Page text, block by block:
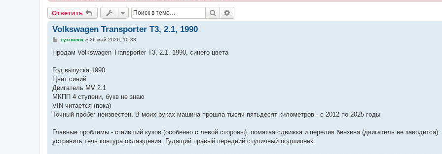
Ответить Поиск
Volkswagen Transporter T3, 2.1, 1990
С
о
е
н
и
е
хухнилох » 26 май 2026, 10:33
Продам Volkswagen Transporter T3, 2.1, 1990, синего цвета
Год выпуска 1990
Цвет синий
Двигатель MV 2.1
МКПП 4 ступени, букв не знаю
VIN читается (пока)
Точный пробег неизвестен. В моих руках машина прошла тысяч пятьдесят километров - с 2012 по 2025 годы
Главные проблемы - сгнивший кузов (особенно с левой стороны), помятая сдвижка и перелив бензина (двигатель не
устранить течь контура охлаждения. Гудящий правый передний ступичный подшипник.